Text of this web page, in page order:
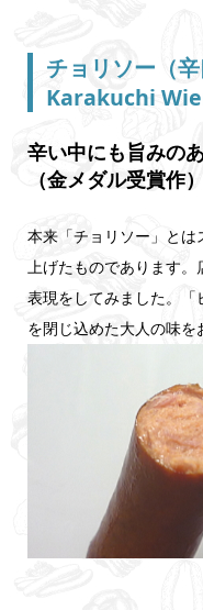
チョリソー（
Karakuchi
辛い中にも旨みの
（金メダル受賞作）
本来「チョリソー」と
上げたものであります
表現をしてみました。
を閉じ込めた大人の味を